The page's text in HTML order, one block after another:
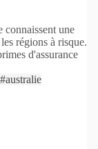
connaissent une
régions à risque.
d'assurance
#australie